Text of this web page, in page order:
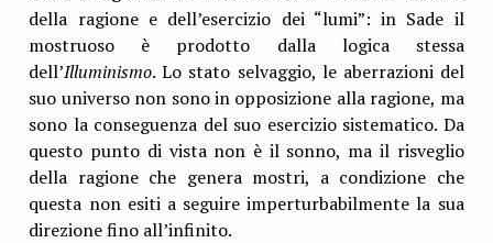
della ragione e dell’esercizio dei “lumi”: in Sade il
mostruoso è prodotto dalla logica stessa
dell’Illuminismo. Lo stato selvaggio, le aberrazioni del
suo universo non sono in opposizione alla ragione, ma
sono la conseguenza del suo esercizio sistematico. Da
questo punto di vista non è il sonno, ma il risveglio
della ragione che genera mostri, a condizione che
questa non esiti a seguire imperturbabilmente la sua
direzione fino all’infinito.